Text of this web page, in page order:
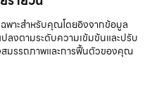
พาะสำหรับคุณโดยอิงจากข้อมูล
ลงตามระดับความเข้มข้นและปรับ
มรรถภาพและการฟื้นตัวของคุณ